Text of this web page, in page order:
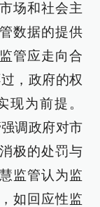
场和社会主
数据的提供
管应走向合
，政府的权
现为前提。
调政府对市
极的处罚与
监管认为监
如回应性监